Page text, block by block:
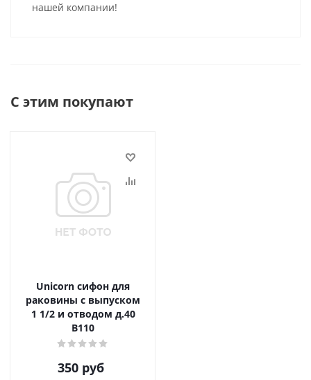
нашей компании!
С этим покупают
Unicorn сифон для
раковины с выпуском
1 1/2 и отводом д.40
В110
350руб